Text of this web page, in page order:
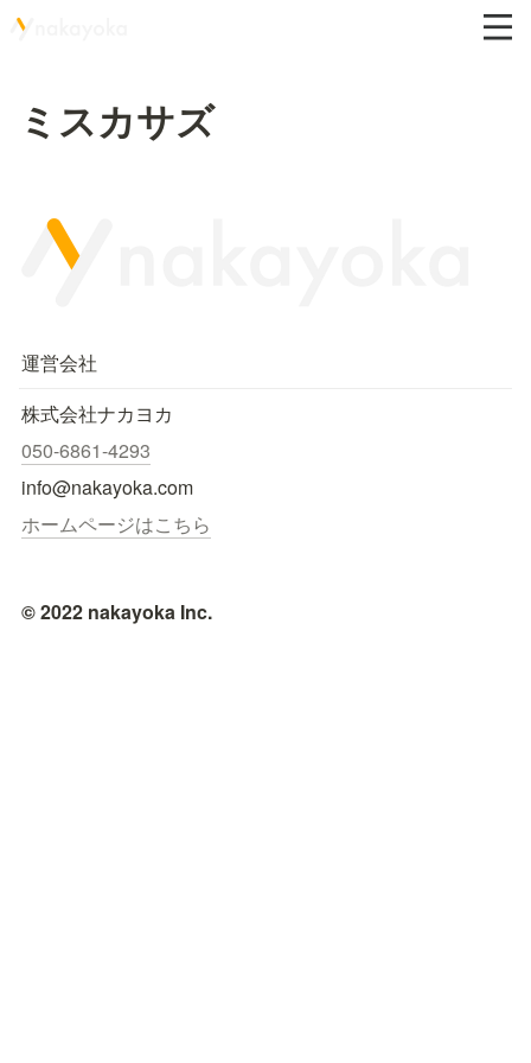
ミスカサズ
運営会社
株式会社ナカヨカ
050-6861-4293
info@nakayoka.com
ホームページはこちら
© 2022 nakayoka Inc.